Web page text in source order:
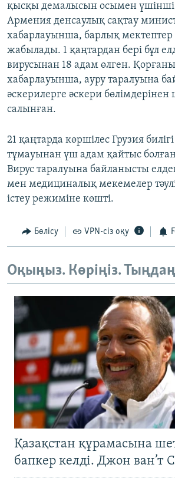
қысқы демалысын осымен үшінші
Армения денсаулық сақтау
хабарлауынша, барлық мектептер
жабылады. 1 қаңтардан бері бұл
вирусынан 18 адам өлген.
хабарлауынша, ауру таралуына
әскерилерге әскери
салынған.
21 қаңтарда көршілес Грузия
тұмауынан үш адам қайтыс
Вирус таралуына байланысты
мен медициналық мекемелер
істеу режиміне көшті.
Бөлісу VPN-сіз оқу
Оқыңыз. Көріңіз.
Қазақстан құрамасына
бапкер келді. Джон ван’т